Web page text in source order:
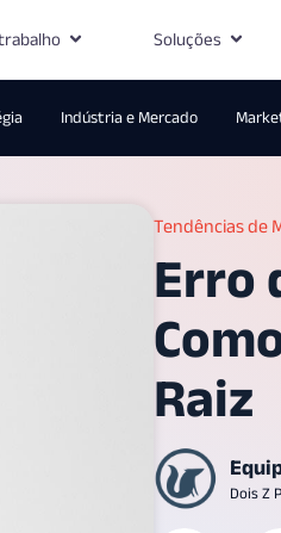
Soluções
Indústria e Mercado
Tendências de
Erro
Raiz
Dois Z